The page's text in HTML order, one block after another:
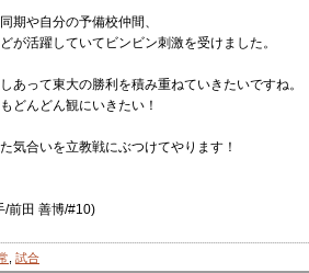
期や自分の予備校仲間、
が活躍していてビンビン刺激を受けました。
あって東大の勝利を積み重ねていきたいですね。
どんどん観にいきたい！
気合いを立教戦にぶつけてやります！
/前田 善博/#10)
試合